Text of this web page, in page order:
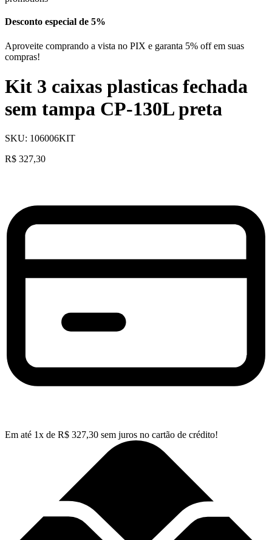
Desconto especial de 5%
Aproveite comprando a vista no PIX e garanta 5% off em suas
compras!
Kit 3 caixas plasticas fechada
sem tampa CP-130L preta
SKU: 106006KIT
R$ 327,30
Em até 1x de R$ 327,30 sem juros no cartão de crédito!